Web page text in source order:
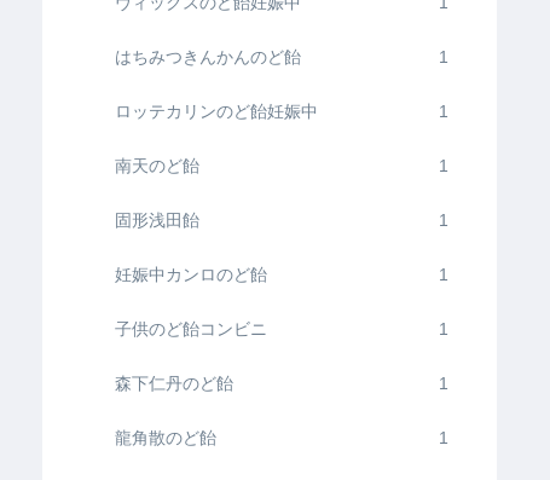
はちみつきんかんのど飴 1
ロッテカリンのど飴妊娠中 1
南天のど飴 1
固形浅田飴 1
妊娠中カンロのど飴 1
子供のど飴コンビニ 1
森下仁丹のど飴 1
龍角散のど飴 1